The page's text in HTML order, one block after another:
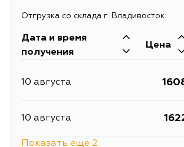
Отгрузка со склада г. Владивосток
Дата и время
получения
Цена
10 августа
10 августа
Показать еще 2